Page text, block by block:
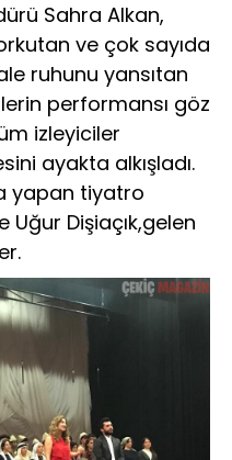
Sahra Alkan,
ve çok sayıda
ruhunu yansıtan
performansı göz
izleyiciler
ayakta alkışladı.
yapan tiyatro
Uğur Dişiaçık,gelen